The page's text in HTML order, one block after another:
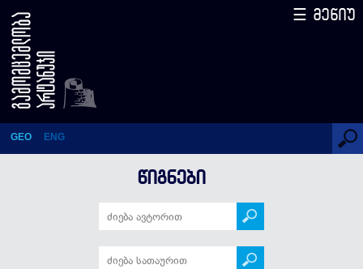
პირადი მიმოწერა
GEO ENG
☰ მენიუ
ᲬᲘᲒᲜᲔᲑᲘ